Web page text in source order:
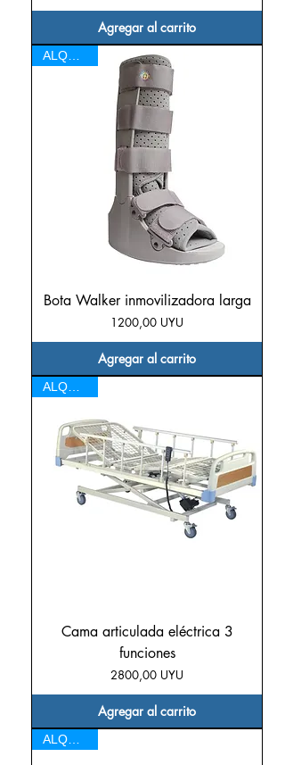
Agregar al carrito
Bota Walker inmovilizadora larga
Precio
1200,00 UYU
Agregar al carrito
Cama articulada eléctrica 3
funciones
Precio
2800,00 UYU
Agregar al carrito